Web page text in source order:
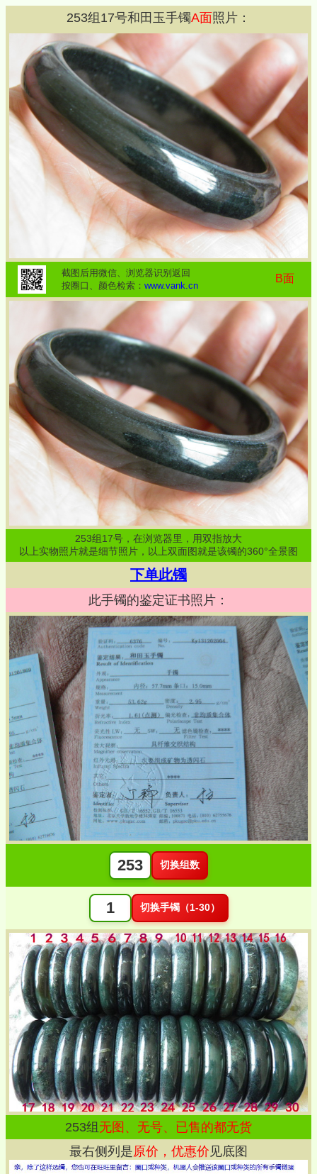
253组 17号和田玉手镯A面照片：
截图后用微信、浏览器识别返回
按圈口、颜色检索： www.vank.cn
B面
253组17号，在浏览器里，用双指放大
以上实物照片就是细节照片，以上双面图就是该镯的360°全景图
下单此镯
此手镯的鉴定证书照片：
切换组数
切换手镯（1-30）
253组 无图、无号、已售的都无货
最右侧列是原价，优惠价 见底图